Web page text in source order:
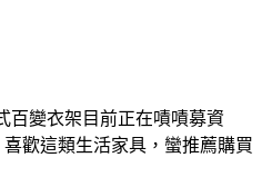
百變衣架目前正在嘖嘖募資
歡這類生活家具，蠻推薦購買